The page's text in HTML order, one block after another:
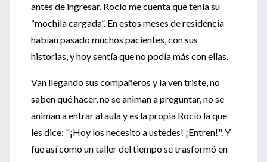
antes de ingresar. Rocío me cuenta que tenía su
“mochila cargada”. En estos meses de residencia
habían pasado muchos pacientes, con sus
historias, y hoy sentía que no podía más con ellas.
Van llegando sus compañeros y la ven triste, no
saben qué hacer, no se animan a preguntar, no se
animan a entrar al aula y es la propia Rocío la que
les dice: "¡Hoy los necesito a ustedes! ¡Entren!". Y
fue así como un taller del tiempo se trasformó en